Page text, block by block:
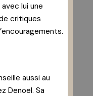
lui une
critiques
aussi au
Denoël. Sa